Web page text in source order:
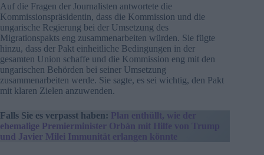
Auf die Fragen der Journalisten antwortete die
Kommissionspräsidentin, dass die Kommission und die
ungarische Regierung bei der Umsetzung des
Migrationspakts eng zusammenarbeiten würden. Sie fügte
hinzu, dass der Pakt einheitliche Bedingungen in der
gesamten Union schaffe und die Kommission eng mit den
ungarischen Behörden bei seiner Umsetzung
zusammenarbeiten werde. Sie sagte, es sei wichtig, den Pakt
mit klaren Zielen anzuwenden.
Falls Sie es verpasst haben: Plan enthüllt, wie der
ehemalige Premierminister Orbán mit Hilfe von Trump
und Javier Milei Immunität erlangen könnte